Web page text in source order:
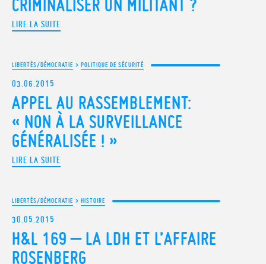
CRIMINALISER UN MILITANT ?
LIRE LA SUITE
LIBERTÉS/DÉMOCRATIE > POLITIQUE DE SÉCURITÉ
03.06.2015
APPEL AU RASSEMBLEMENT:
« NON À LA SURVEILLANCE
GÉNÉRALISÉE ! »
LIRE LA SUITE
LIBERTÉS/DÉMOCRATIE > HISTOIRE
30.05.2015
H&L 169 – LA LDH ET L’AFFAIRE
ROSENBERG